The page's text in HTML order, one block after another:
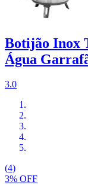
Botijão Inox
Água
3.0
(4)
3% OFF